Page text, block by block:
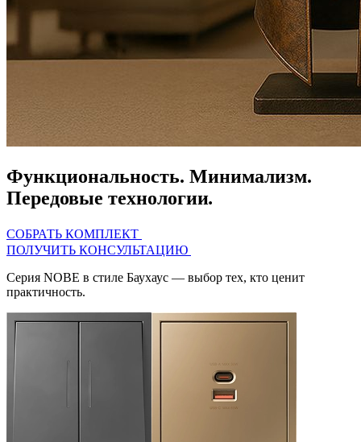
Функциональность. Минимализм.
Передовые технологии.
СОБРАТЬ КОМПЛЕКТ
ПОЛУЧИТЬ КОНСУЛЬТАЦИЮ
Серия NOBE в стиле Баухаус — выбор тех, кто ценит
практичность.